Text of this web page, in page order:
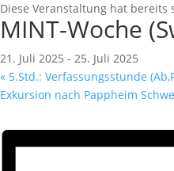
Diese Veranstaltung hat bereits
MINT-Woche
21. Juli 2025 - 25. Juli 2025
« 5.Std.: Verfassungsstunde
Exkursion nach Pappheim